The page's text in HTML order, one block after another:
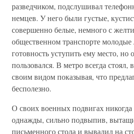
разведчиком, подслушивал
немцев. У него были густые,
совершенно белые, немного с
общественном транспорте
готовность уступить ему место, но
пользовался. В метро всегда стоял,
своим видом показывая, что
бесполезно.
О своих военных подвигах никогда
однажды, сильно подвыпив,
письменного стола и вывалил на